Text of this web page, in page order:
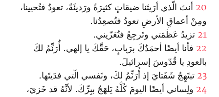
20 أنتَ الّذي أرَيتَنا ضيقاتٍ كثيرَةً ورَديئَةً، تعودُ فتُحيينا،
ومِنْ أعماقِ الأرضِ تعودُ فتُصعِدُنا.
21 تزيدُ عَظَمَتي وتَرجِعُ فتُعَزّيني.
22 فأنا أيضًا أحمَدُكَ برَبابٍ، حَقَّكَ يا إلهي. أُرَنِّمُ لكَ
بالعودِ يا قُدّوسَ إسرائيلَ.
23 تبتَهِجُ شَفَتايَ إذ أُرَنِّمُ لكَ، ونَفسي الّتي فدَيتَها.
24 ولِساني أيضًا اليومَ كُلَّهُ يَلهَجُ ببِرِّكَ. لأنَّهُ قد خَزيَ،